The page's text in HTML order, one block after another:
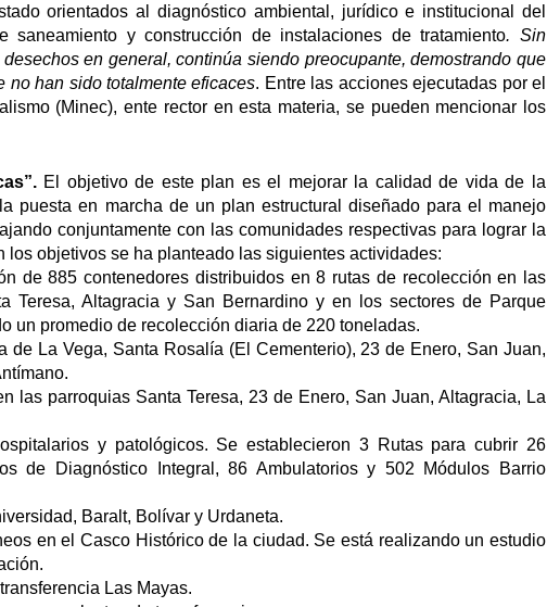
orientados al diagnóstico ambien­tal, jurídico e institucional del
y construcción de instalaciones de trata­miento. Sin
en general, continúa siendo preocupante, demostrando que
no han sido totalmente eficaces. Entre las acciones ejecutadas por el
(Minec), ente rector en esta materia, se pueden mencionar los
El objetivo de este plan es el mejorar la calidad de vida de la
puesta en marcha de un plan estructural diseñado para el manejo
conjuntamente con las comunidades respectivas para lograr la
los objetivos se ha planteado las siguientes actividades:
de 885 contenedores distribuidos en 8 rutas de recolección en las
Teresa, Altagracia y San Bernardino y en los sectores de Parque
un promedio de recolección diaria de 220 toneladas.
de La Vega, Santa Rosalía (El Cementerio), 23 de Enero, San Juan,
las parroquias Santa Teresa, 23 de Enero, San Juan, Altagracia, La
y patológicos. Se establecieron 3 Rutas para cubrir 26
de Diagnóstico Integral, 86 Ambulatorios y 502 Módulos Barrio
Baralt, Bolívar y Urdaneta.
en el Casco Histórico de la ciudad. Se está realizando un estudio
Las Mayas.